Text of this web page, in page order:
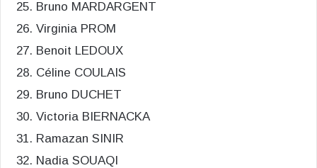
Bruno MARDARGENT
Virginia PROM
Benoit LEDOUX
Céline COULAIS
Bruno DUCHET
Victoria BIERNACKA
Ramazan SINIR
Nadia SOUAQI